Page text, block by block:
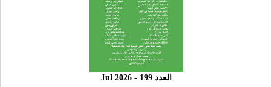
العدد 199 - 2026 Jul